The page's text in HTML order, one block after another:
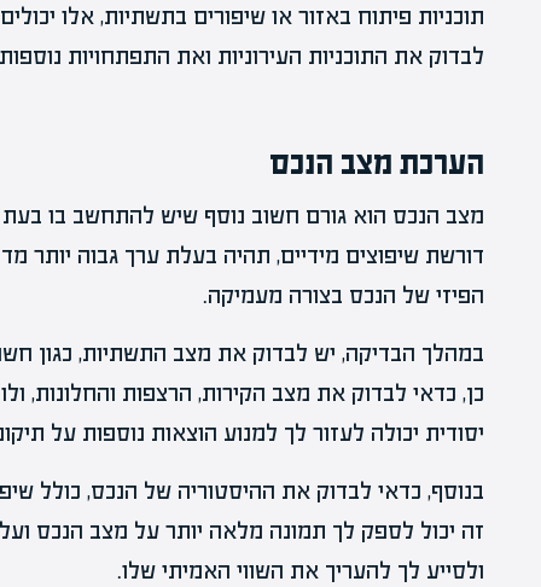
תוכניות פיתוח באזור או שיפורים בתשתיות, אלו
לבדוק את התוכניות העירוניות ואת התפתחויות
הערכת מצב הנכס
מצב הנכס הוא גורם חשוב נוסף שיש להתחשב בו בעת
דורשת שיפוצים מידיים, תהיה בעלת ערך גבוה יותר
הפיזי של הנכס בצורה מעמיקה.
במהלך הבדיקה, יש לבדוק את מצב התשתיות, כגון
כן, כדאי לבדוק את מצב הקירות, הרצפות והחלונות,
יסודית יכולה לעזור לך למנוע הוצאות נוספות על
בנוסף, כדאי לבדוק את ההיסטוריה של הנכס, כולל
זה יכול לספק לך תמונה מלאה יותר על מצב הנכס
ולסייע לך להעריך את השווי האמיתי שלו.